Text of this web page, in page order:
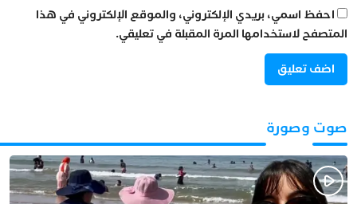
احفظ اسمي، بريدي الإلكتروني، والموقع الإلكتروني في هذا
المتصفح لاستخدامها المرة المقبلة في تعليقي.
صوت وصورة